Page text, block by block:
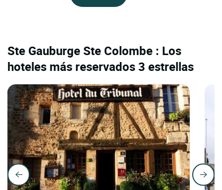
Ste Gauburge Ste Colombe : Los
hoteles más reservados 3 estrellas